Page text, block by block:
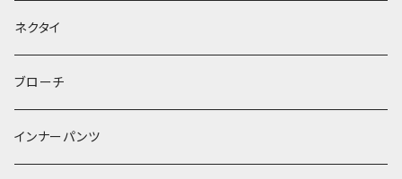
ヘッドドレス・カチューシャ
ヘアゴム
簪
ネクタイ
ブローチ
インナーパンツ